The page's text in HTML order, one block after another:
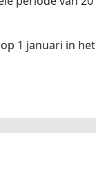
1 januari in het